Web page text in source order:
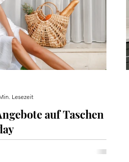
auf Taschen
Lesezeit